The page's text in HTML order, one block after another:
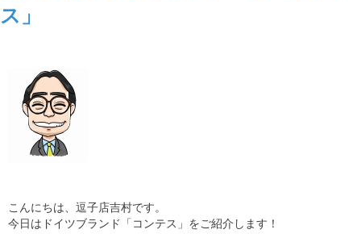
ス」
こんにちは、逗子店吉村です。
今日はドイツブランド「コンテス」をご紹介します！